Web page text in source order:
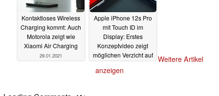
Kontaktloses Wireless
Charging kommt: Auch
Motorola zeigt wie
Xiaomi Air Charging
29.01.2021
Apple iPhone 12s Pro
mit Touch ID im
Display: Erstes
Konzeptvideo zeigt
möglichen Verzicht auf
Weitere Artikel
anzeigen